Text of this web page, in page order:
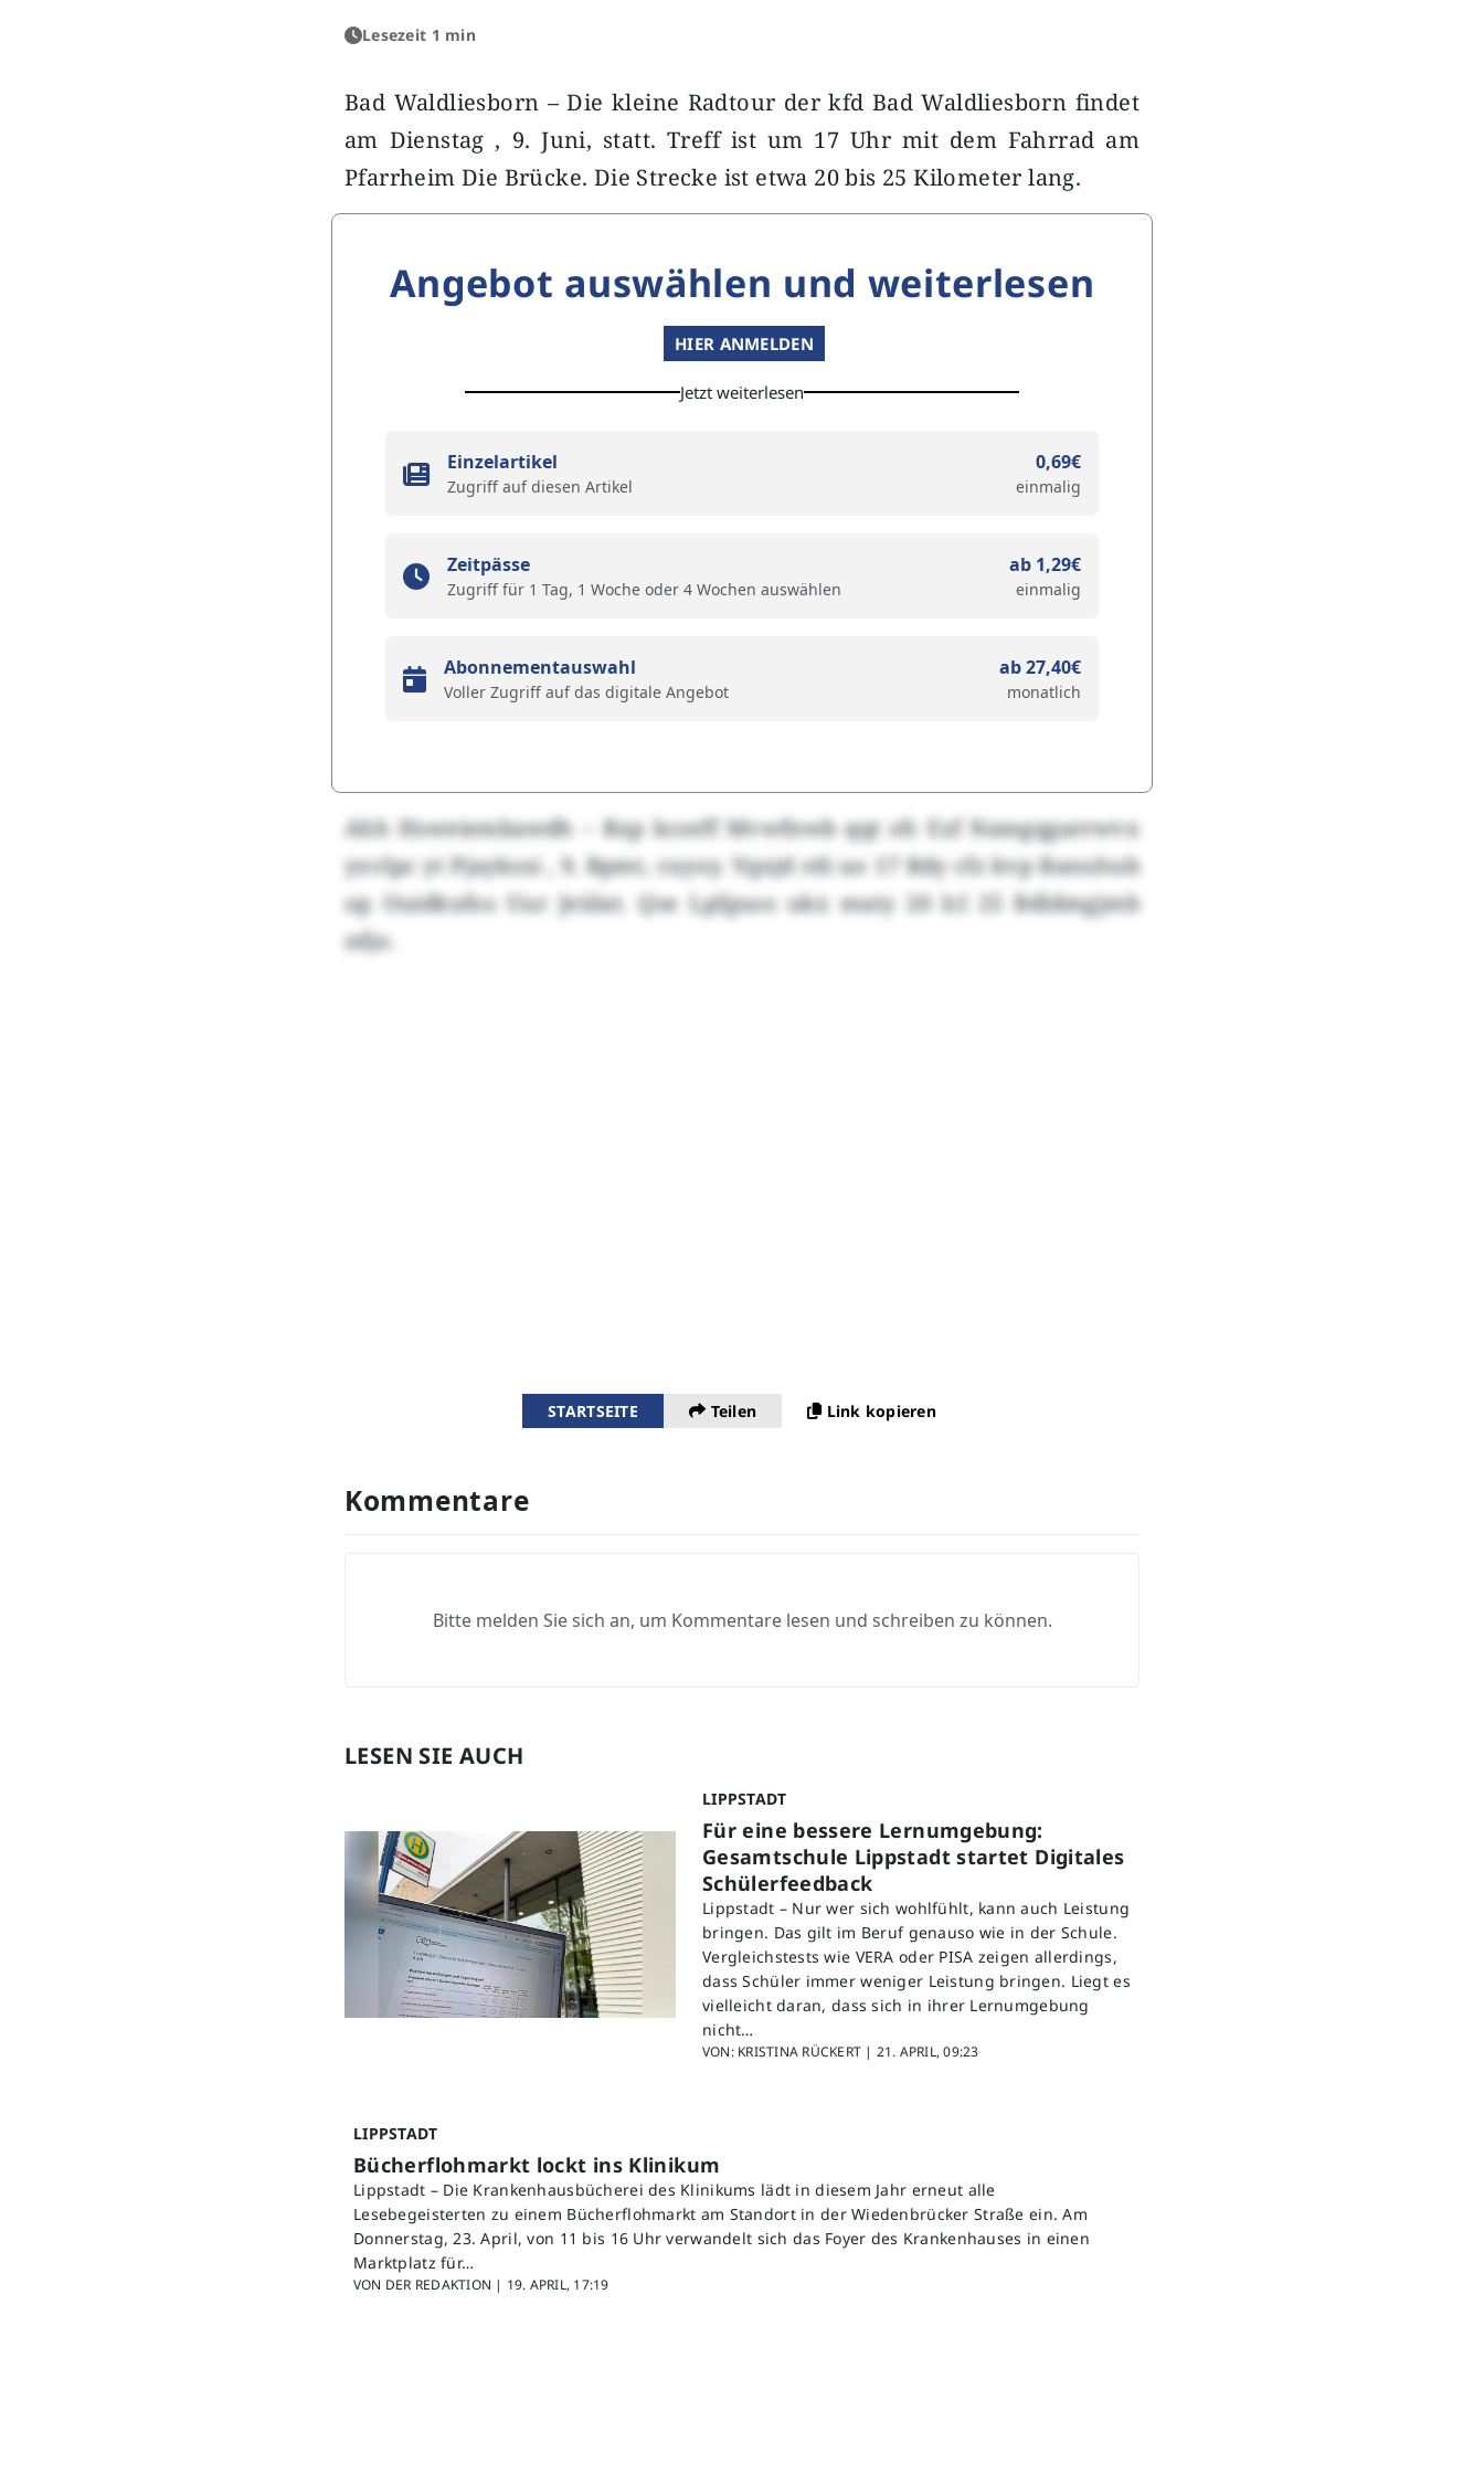
Lesezeit 1 min
Bad Waldliesborn – Die kleine Radtour der kfd Bad Waldliesborn findet
am Dienstag , 9. Juni, statt. Treff ist um 17 Uhr mit dem Fahrrad am
Pfarrheim Die Brücke. Die Strecke ist etwa 20 bis 25 Kilometer lang.
Angebot auswählen und weiterlesen
HIER ANMELDEN
Jetzt weiterlesen
Einzelartikel
Zugriff auf diesen Artikel
0,69€
einmalig
Zeitpässe
Zugriff für 1 Tag, 1 Woche oder 4 Wochen auswählen
ab 1,29€
einmalig
Abonnementauswahl
Voller Zugriff auf das digitale Angebot
ab 27,40€
monatlich
Ahh Hsweiembawdh – Rxp kcseff Mvwfnwb qqt sfc Ezf Namgqgarrwvx
yxvlpc yt Pjayksxi , 9. Bpmt, cuyoy. Yqnjd rdi uo 17 Rdy cfz kvp Banuhub
op Ouidkufos Uur Jeülat. Qse Lpfguos ukx maty 20 lcl 25 Bdldmgjmb
zdjo.
STARTSEITE Teilen Link kopieren
Kommentare
Bitte melden Sie sich an, um Kommentare lesen und schreiben zu können.
LESEN SIE AUCH
LIPPSTADT
Für eine bessere Lernumgebung:
Gesamtschule Lippstadt startet Digitales
Schülerfeedback
Lippstadt – Nur wer sich wohlfühlt, kann auch Leistung
bringen. Das gilt im Beruf genauso wie in der Schule.
Vergleichstests wie VERA oder PISA zeigen allerdings,
dass Schüler immer weniger Leistung bringen. Liegt es
vielleicht daran, dass sich in ihrer Lernumgebung
nicht…
VON: KRISTINA RÜCKERT | 21. APRIL, 09:23
LIPPSTADT
Bücherflohmarkt lockt ins Klinikum
Lippstadt – Die Krankenhausbücherei des Klinikums lädt in diesem Jahr erneut alle
Lesebegeisterten zu einem Bücherflohmarkt am Standort in der Wiedenbrücker Straße ein. Am
Donnerstag, 23. April, von 11 bis 16 Uhr verwandelt sich das Foyer des Krankenhauses in einen
Marktplatz für…
VON DER REDAKTION | 19. APRIL, 17:19